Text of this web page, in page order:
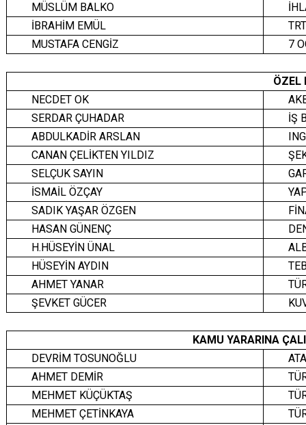
MÜSLÜM BALKO
İBRAHİM EMÜL
MUSTAFA CENGİZ
7
ÖZEL
NECDET OK
SERDAR ÇUHADAR
İŞ
ABDULKADİR ARSLAN
CANAN ÇELİKTEN YILDIZ
SELÇUK SAYIN
İSMAİL ÖZÇAY
SADIK YAŞAR ÖZGEN
HASAN GÜNENÇ
H.HÜSEYİN ÜNAL
HÜSEYİN AYDIN
AHMET YANAR
ŞEVKET GÜCER
KAMU YARARINA
DEVRİM TOSUNOĞLU
AHMET DEMİR
MEHMET KÜÇÜKTAŞ
MEHMET ÇETİNKAYA